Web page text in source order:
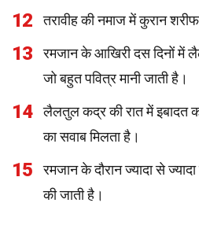
12 तरावीह की नमाज में कुरान
13
रमजान के आखिरी दस दिनों में
जो बहुत पवित्र मानी जाती है।
14
लैलतुल कद्र की रात में इबादत
का सवाब मिलता है।
15
रमजान के दौरान ज्यादा से
की जाती है।